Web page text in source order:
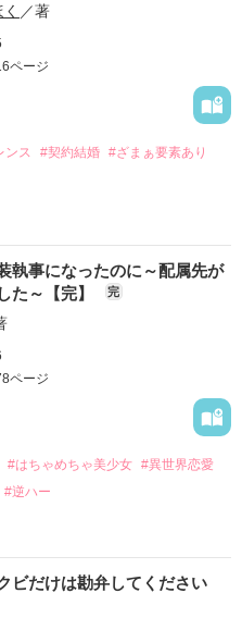
／著
ページ
ンス #契約結婚 #ざまぁ要素あり
失敗ばかり。
ィア・ディルムーンは、母が
稼ごうと屋敷を飛び出し
ンタしてくる謎の男。
や……契約結婚だった！？
けており、謎が多いが幸せ
方的に敵視され、嫌がらせを
かりの血まみれ新婚生活。
……？
の溺愛バイオレンスラブコメ
執事になったのに～配属先が
た～【完】
完
ページ
#はちゃめちゃ美少女 #異世界恋愛
#逆ハー
タジー／
ビだけは勘弁してください